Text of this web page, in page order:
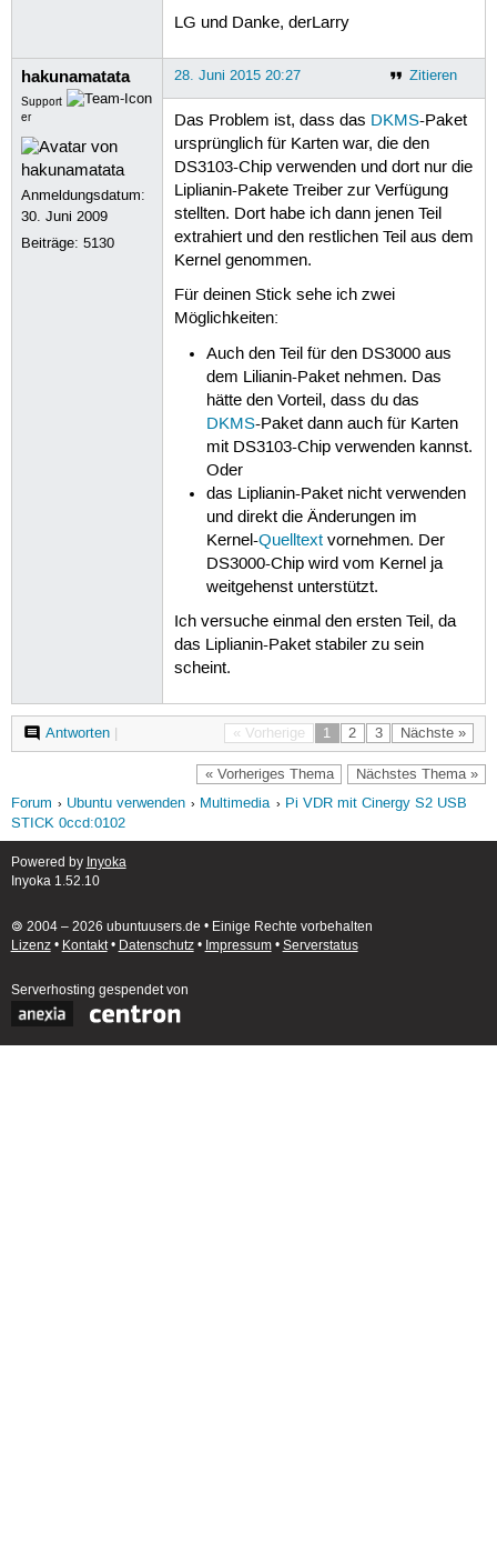
LG und Danke, derLarry
hakunamatata
Support
er
Anmeldungsdatum:
30. Juni 2009
Beiträge:5130
Zitieren
28. Juni 2015 20:27
Das Problem ist, dass das DKMS-Paket
ursprünglich für Karten war, die den
DS3103-Chip verwenden und dort nur die
Liplianin-Pakete Treiber zur Verfügung
stellten. Dort habe ich dann jenen Teil
extrahiert und den restlichen Teil aus dem
Kernel genommen.
Für deinen Stick sehe ich zwei
Möglichkeiten:
Auch den Teil für den DS3000 aus
dem Lilianin-Paket nehmen. Das
hätte den Vorteil, dass du das
DKMS-Paket dann auch für Karten
mit DS3103-Chip verwenden kannst.
Oder
das Liplianin-Paket nicht verwenden
und direkt die Änderungen im
Kernel-Quelltext vornehmen. Der
DS3000-Chip wird vom Kernel ja
weitgehenst unterstützt.
Ich versuche einmal den ersten Teil, da
das Liplianin-Paket stabiler zu sein
scheint.
« Vorherige 1 2 3 Nächste »
Antworten|
« Vorheriges Thema Nächstes Thema »
Forum Ubuntu verwenden Multimedia
Pi VDR mit Cinergy S2 USB
STICK 0ccd:0102
Powered by Inyoka
Inyoka 1.52.10
🄯 2004 – 2026 ubuntuusers.de • Einige Rechte vorbehalten
Lizenz• Kontakt• Datenschutz• Impressum• Serverstatus
Serverhosting gespendet von